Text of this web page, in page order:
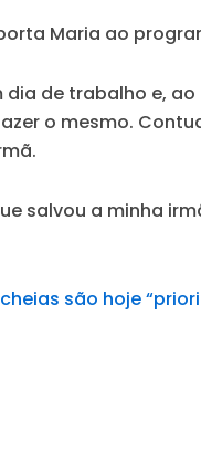
Maria ao
de trabalho e,
o mesmo.
salvou a minha
são hoje